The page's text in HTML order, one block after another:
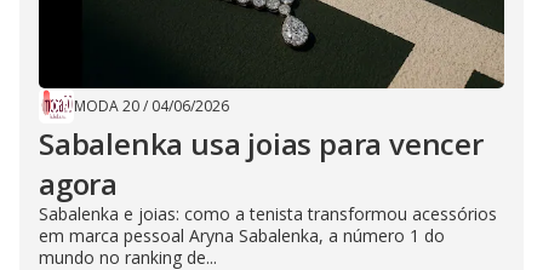
MODA 20/ 04/06/2026
Sabalenka usa joias para vencer
agora
Sabalenka e joias: como a tenista transformou acessórios
em marca pessoal Aryna Sabalenka, a número 1 do
mundo no ranking de...